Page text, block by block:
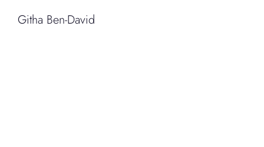
Githa Ben-David